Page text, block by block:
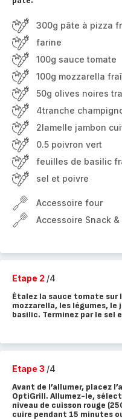
300g pâte à pizza
farine
100g sauce tomate
100g mozzarella
50g olives noires
4tranche
2lamelle jambon
0.5 poivron vert
feuilles de basilic
sel et poivre
Accessoire four
Accessoire Snack
Etape 2 /4
Étalez la sauce tomate sur
mozzarella, les légumes,
basilic. Terminez par le sel
Etape 3 /4
Avant de l’allumer, placez
OptiGrill. Allumez-le,
niveau de cuisson rouge
cuire pendant 15 minutes